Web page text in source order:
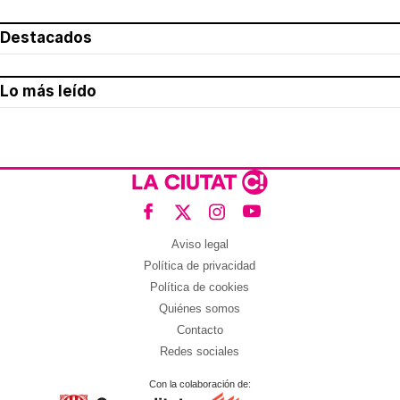
Destacados
Lo más leído
Aviso legal
Política de privacidad
Política de cookies
Quiénes somos
Contacto
Redes sociales
Con la colaboración de: